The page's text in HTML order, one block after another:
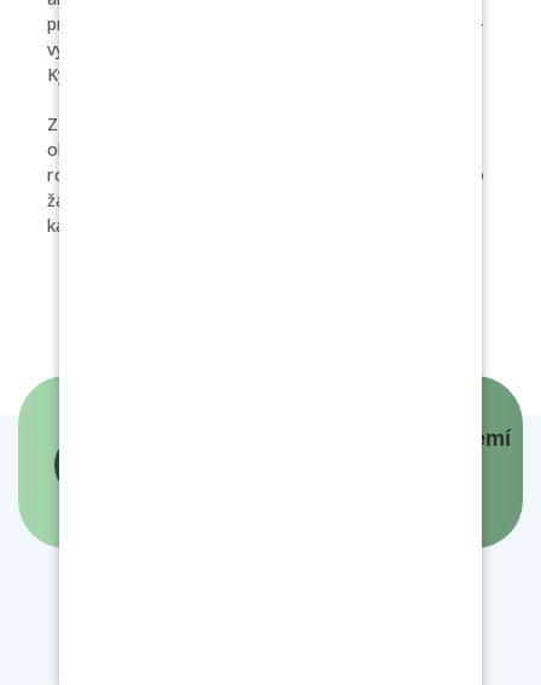
prostory nedaleké sokolovny. Součástí školy je jídelna -
výdejna. Zdravé a chutné obědy dodává MŠ Nádražní
Kyjov.
Zřizovatelem školy je Obec Bukovany. Zastupitelstvo
obce schválilo usnesením č. 458 s platností od školního
roku 2018/2019 příspěvek ve výši 5 000 Kč pro každého
žáka první třídy ZŠ a příspěvek ve výši 1 000 Kč pro
každé dítě, které prvně navštěvuje MŠ.
Panovníci a prezidenti českých zemí